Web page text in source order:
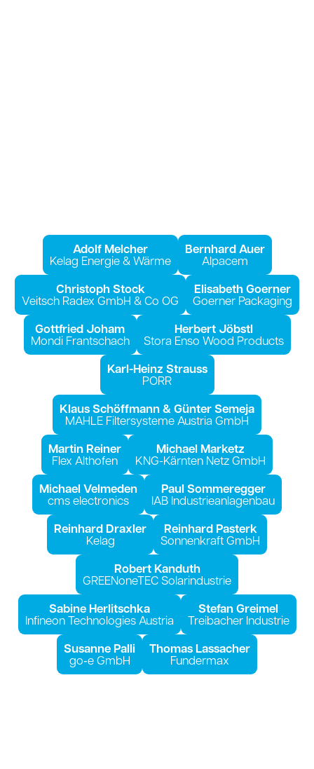
Adolf Mel­cher
Kelag Ener­gie & Wär­me
Bern­hard Auer
Alpa­cem
Chris­toph Stock
Veitsch Radex GmbH & Co OG
Eli­sa­beth Goer­ner
Goer­ner Pack­a­ging
Gott­fried Joham
Mon­di Frant­schach
Her­bert Jöbs­tl
Sto­ra Enso Wood Pro­ducts
Karl-Heinz Strauss
PORR
Klaus Schöff­mann & Gün­ter Seme­ja
MAHLE Fil­ter­sys­te­me Aus­tria GmbH
Mar­tin Rei­ner
Flex Alt­ho­fen
Micha­el Mar­ketz
KNG-Kärn­ten Netz GmbH
Micha­el Vel­me­den
cms elec­tro­nics
Paul Som­mer­eg­ger
IAB Indus­trie­an­la­gen­bau
Rein­hard Drax­ler
Kelag
Rein­hard Pas­terk
Son­nen­kraft GmbH
Robert Kan­duth
GREE­Non­e­TEC Solar­in­dus­trie
Sabi­ne Her­lit­sch­ka
Infi­ne­on Tech­no­lo­gies Aus­tria
Ste­fan Grei­mel
Trei­ba­cher Indus­trie
Susan­ne Pal­li
go‑e GmbH
Tho­mas Las­sa­cher
Fun­der­max